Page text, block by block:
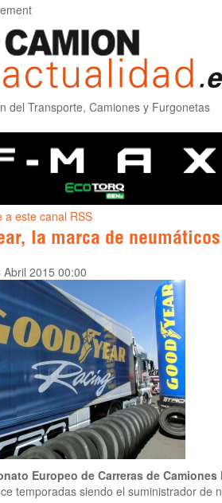
del Transporte, Camiones y Furgonetas
a este canal RSS
la marca de
Abril 2015 00:00
Europeo de Carreras de Camiones
temporadas siendo el suministrador de